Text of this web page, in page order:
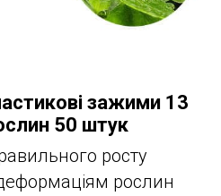
зажими 13
50 штук
росту
рослин